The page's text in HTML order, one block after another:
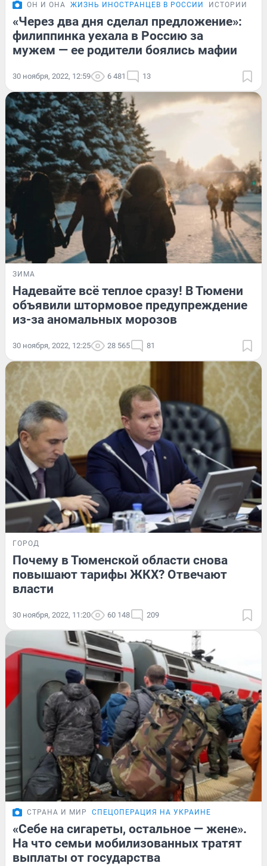
ОН И ОНА ЖИЗНЬ ИНОСТРАНЦЕВ В РОССИИ ИСТОРИИ
«Через два дня сделал предложение»:
филиппинка уехала в Россию за
мужем — ее родители боялись мафии
30 ноября, 2022, 12:59 6 481 13
ЗИМА
Надевайте всё теплое сразу! В Тюмени
объявили штормовое предупреждение
из-за аномальных морозов
30 ноября, 2022, 12:25 28 565 81
ГОРОД
Почему в Тюменской области снова
повышают тарифы ЖКХ? Отвечают
власти
30 ноября, 2022, 11:20 60 148 209
СТРАНА И МИР СПЕЦОПЕРАЦИЯ НА УКРАИНЕ
«Себе на сигареты, остальное — жене».
На что семьи мобилизованных тратят
выплаты от государства